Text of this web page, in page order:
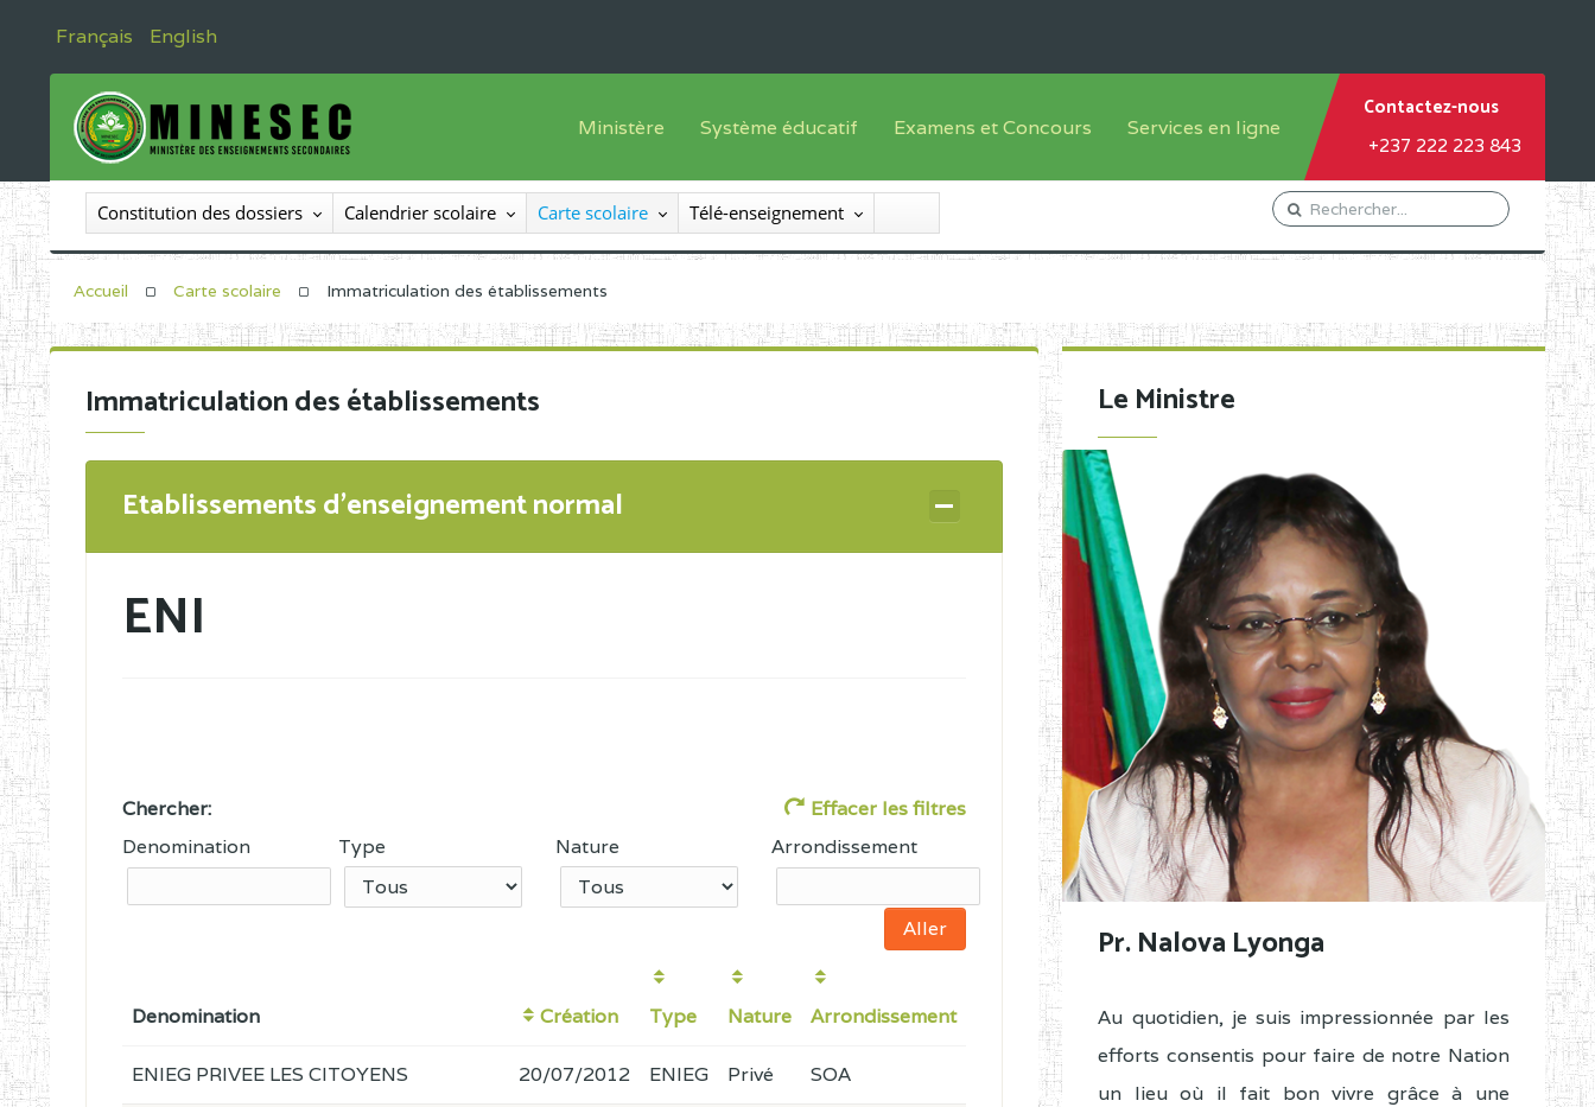
Français English
Ministère
Le Ministre
Le SEESEN
Inspection Générale des Enseignements
Organigramme
Système éducatif
Offre de formation
Sous système francophone
Progammes d'études
Examens et Concours
Inscriptions
Liste des candidats
Diplômes disponibles
Services en ligne
Orientation Conseil
Gestion du Personnel
Demande de subvention
Contactez-nous
+237 222 223 843
Constitution des dossiers Calendrier scolaire Carte scolaire Télé-enseignement
Accueil Carte scolaire Immatriculation des établissements
Immatriculation des établissements
Etablissements d'enseignement normal
ENI
Chercher:
Effacer les filtres
Denomination
Type Nature Arrondissement
Denomination Création Type Nature Arrondissement
ENIEG PRIVEE LES CITOYENS 20/07/2012 ENIEG Privé SOA
Le Ministre
Pr. Nalova Lyonga
Au quotidien, je suis impressionnée par les
efforts consentis pour faire de notre Nation
un lieu où il fait bon vivre grâce à une